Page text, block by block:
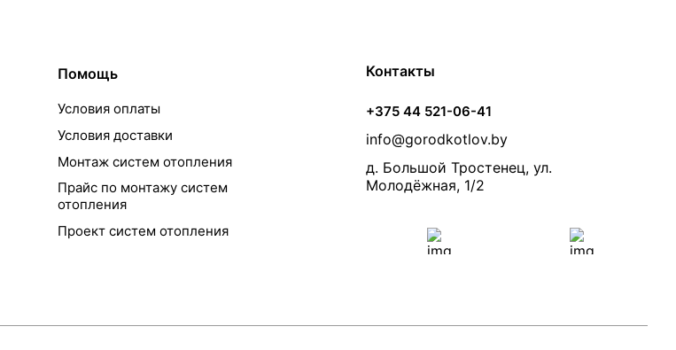
Помощь
Условия оплаты
Условия доставки
Монтаж систем отопления
Прайс по монтажу систем
отопления
Проект систем отопления
Контакты
+375 44 521-06-41
info@gorodkotlov.by
д. Большой Тростенец, ул.
Молодёжная, 1/2